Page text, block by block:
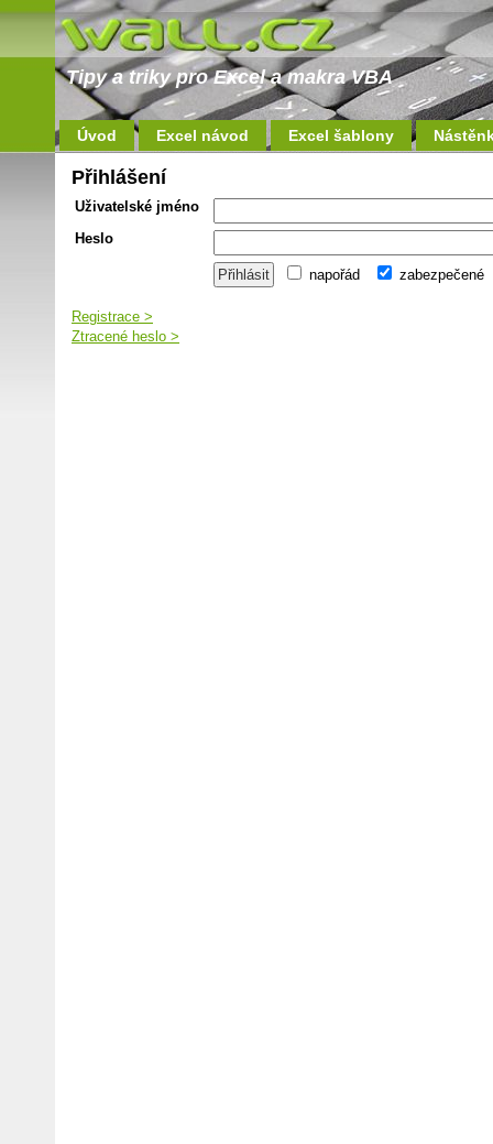
Tipy a triky pro Excel a makra VBA
Úvod Excel návod Excel šablony
Přihlášení
Uživatelské jméno
Heslo
napořád zabezpečené
Registrace >
Ztracené heslo >